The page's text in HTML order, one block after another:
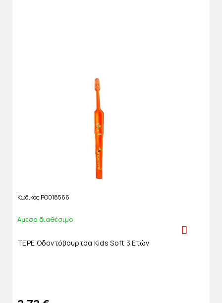
Κωδικός PO018566
Άμεσα διαθέσιμο
TEPE Οδοντόβουρτσα Kids Soft 3 Ετών